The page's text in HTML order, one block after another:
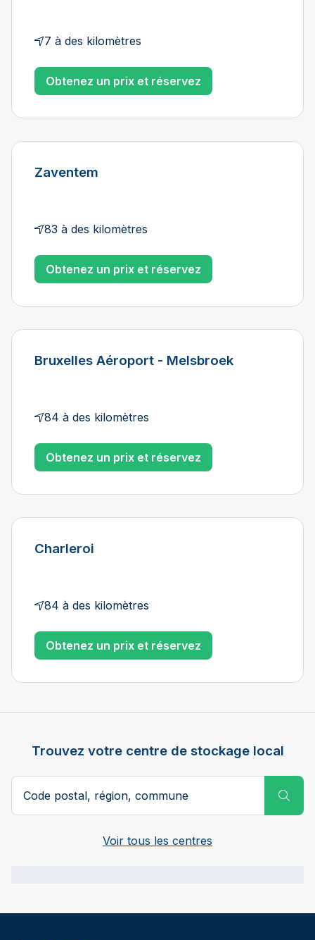
7 à des kilomètres
Obtenez un prix et réservez
Zaventem
83 à des kilomètres
Obtenez un prix et réservez
Bruxelles Aéroport - Melsbroek
84 à des kilomètres
Obtenez un prix et réservez
Charleroi
84 à des kilomètres
Obtenez un prix et réservez
Trouvez votre centre de stockage local
Code postal ou ville
Voir tous les centres